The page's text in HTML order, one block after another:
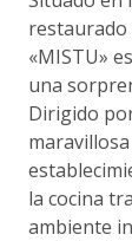
«MISTU»
una
Dirigido
la cocina
ambiente